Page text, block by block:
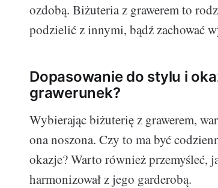
ozdobą. Biżuteria z grawerem to
podzielić z innymi, bądź zachować
Dopasowanie do stylu i
grawerunek?
Wybierając biżuterię z grawerem,
ona noszona. Czy to ma być
okazje? Warto również przemyśleć,
harmonizował z jego garderobą.